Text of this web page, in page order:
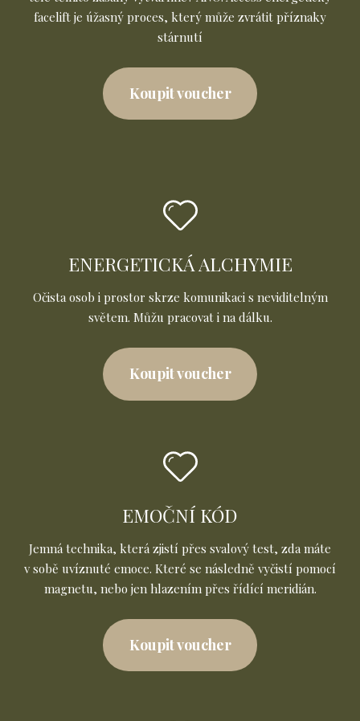
facelift je úžasný proces, který může zvrátit příznaky
stárnutí
Koupit voucher
ENERGETICKÁ ALCHYMIE
Očista osob i prostor skrze komunikaci s neviditelným
světem. Můžu pracovat i na dálku.
Koupit voucher
EMOČNÍ KÓD
Jemná technika, která zjistí přes svalový test, zda máte
v sobě uvíznuté emoce. Které se následně vyčistí pomocí
magnetu, nebo jen hlazením přes řídící meridián.
Koupit voucher